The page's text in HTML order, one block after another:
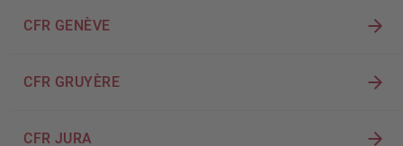
CFR GENÈVE
CFR GRUYÈRE
CFR JURA